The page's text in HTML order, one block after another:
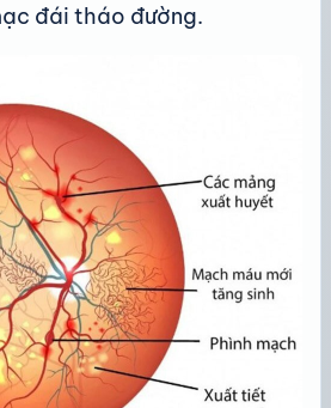
đái tháo đường.